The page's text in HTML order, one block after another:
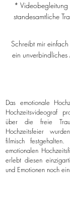
* Videobegleitung
standesamtliche
Schreibt mir
ein
Das emotionale
Hochzeitsvideograf
über die freie
Hochzeitsfeier
filmisch
emotionalen
erlebt diesen
und Emotionen noch